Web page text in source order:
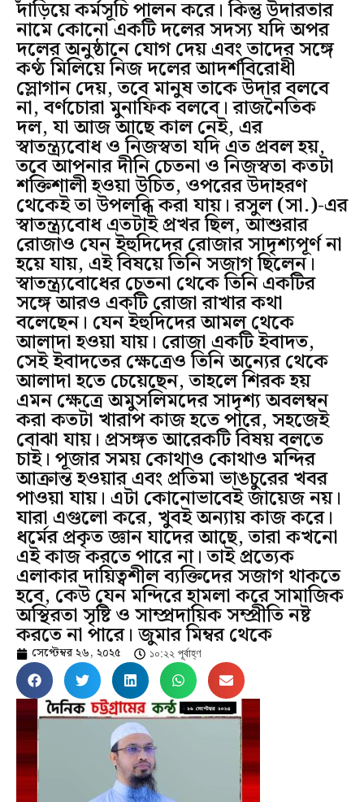
দাঁড়িয়ে কর্মসূচি পালন করে। কিন্তু উদারতার
নামে কোনো একটি দলের সদস্য যদি অপর
দলের অনুষ্ঠানে যোগ দেয় এবং তাদের সঙ্গে
কণ্ঠ মিলিয়ে নিজ দলের আদর্শবিরোধী
স্লোগান দেয়, তবে মানুষ তাকে উদার বলবে
না, বর্ণচোরা মুনাফিক বলবে। রাজনৈতিক
দল, যা আজ আছে কাল নেই, এর
স্বাতন্ত্র্যবোধ ও নিজস্বতা যদি এত প্রবল হয়,
তবে আপনার দীনি চেতনা ও নিজস্বতা কতটা
শক্তিশালী হওয়া উচিত, ওপরের উদাহরণ
থেকেই তা উপলব্ধি করা যায়। রসুল (সা.)-এর
স্বাতন্ত্র্যবোধ এতটাই প্রখর ছিল, আশুরার
রোজাও যেন ইহুদিদের রোজার সাদৃশ্যপূর্ণ না
হয়ে যায়, এই বিষয়ে তিনি সজাগ ছিলেন।
স্বাতন্ত্র্যবোধের চেতনা থেকে তিনি একটির
সঙ্গে আরও একটি রোজা রাখার কথা
বলেছেন। যেন ইহুদিদের আমল থেকে
আলাদা হওয়া যায়। রোজা একটি ইবাদত,
সেই ইবাদতের ক্ষেত্রেও তিনি অন্যের থেকে
আলাদা হতে চেয়েছেন, তাহলে শিরক হয়
এমন ক্ষেত্রে অমুসলিমদের সাদৃশ্য অবলম্বন
করা কতটা খারাপ কাজ হতে পারে, সহজেই
বোঝা যায়। প্রসঙ্গত আরেকটি বিষয় বলতে
চাই। পূজার সময় কোথাও কোথাও মন্দির
আক্রান্ত হওয়ার এবং প্রতিমা ভাঙচুরের খবর
পাওয়া যায়। এটা কোনোভাবেই জায়েজ নয়।
যারা এগুলো করে, খুবই অন্যায় কাজ করে।
ধর্মের প্রকৃত জ্ঞান যাদের আছে, তারা কখনো
এই কাজ করতে পারে না। তাই প্রত্যেক
এলাকার দায়িত্বশীল ব্যক্তিদের সজাগ থাকতে
হবে, কেউ যেন মন্দিরে হামলা করে সামাজিক
অস্থিরতা সৃষ্টি ও সাম্প্রদায়িক সম্প্রীতি নষ্ট
করতে না পারে। জুমার মিম্বর থেকে
সেপ্টেম্বর ২৬, ২০২৫ ১০:২২ পূর্বাহ্ণ